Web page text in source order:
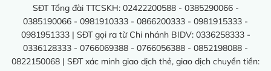
SĐT Tổng đài TTCSKH: 02422200588 - 0385290066 -
0385190066 - 0981910333 - 0866200333 - 0981915333 -
0981951333 | SĐT gọi ra từ Chi nhánh BIDV: 0336258333 -
0336128333 - 0766069388 - 0766056388 - 0852198088 -
0822150068 | SĐT xác minh giao dịch thẻ, giao dịch chuyển tiền: